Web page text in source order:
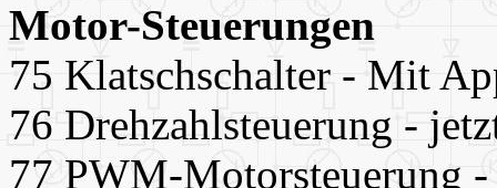
Motor-Steuerungen
75 Klatschschalter - Mit
76 Drehzahlsteuerung -
77 PWM-Motorsteuerung